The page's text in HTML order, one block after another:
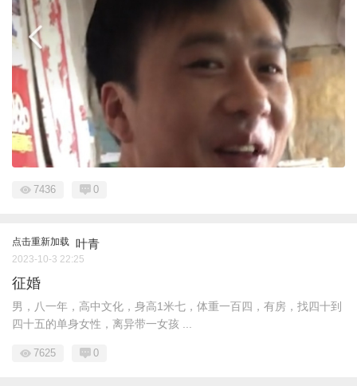
7436 0
点击重新加载 叶青
2023-10-3 22:25
征婚
男，八一年，高中文化，身高1米七，体重一百四，有房，找四十到
四十五的单身女性，离异带一女孩 ...
7625 0